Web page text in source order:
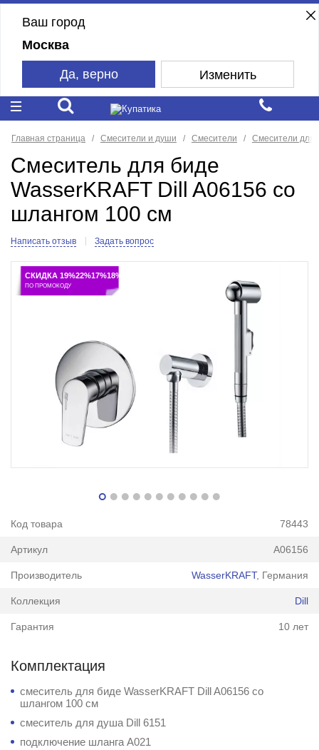
Ваш город
Москва
Да, верно Изменить
Главная страница Смесители и души Смесители Смесители для
Смеситель для биде
WasserKRAFT Dill A06156 со
шлангом 100 см
Написать отзыв Задать вопрос
СКИДКА 19%22%17%18%
ПО ПРОМОКОДУ
Код товара 78443
Артикул A06156
Производитель WasserKRAFT, Германия
Коллекция Dill
Гарантия 10 лет
Комплектация
смеситель для биде WasserKRAFT Dill A06156 со
шлангом 100 см
смеситель для душа Dill 6151
подключение шланга A021